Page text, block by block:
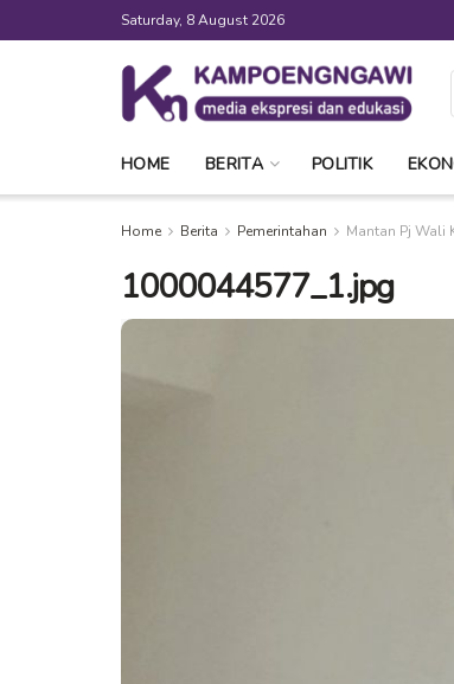
Saturday, 8 August 2026
HOME BERITA POLITIK
Home Berita Pemerintahan Mantan Pj Wali
1000044577_1.jpg